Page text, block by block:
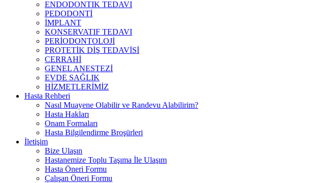
ENDODONTIK TEDAVI
PEDODONTİ
İMPLANT
KONSERVATIF TEDAVI
PERİODONTOLOJİ
PROTETİK DİŞ TEDAVİSİ
CERRAHİ
GENEL ANESTEZİ
EVDE SAĞLIK
HİZMETLERİMİZ
Hasta Rehberi
Nasıl Muayene Olabilir ve Randevu Alabilirim?
Hasta Hakları
Onam Formaları
Hasta Bilgilendirme Broşürleri
İletişim
Bize Ulaşın
Hastanemize Toplu Taşıma İle Ulaşım
Hasta Öneri Formu
Çalışan Öneri Formu